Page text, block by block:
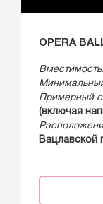
OPERA
Примерный
(включая
Вацлавской